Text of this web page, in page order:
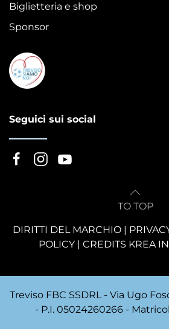
Biglietteria e shop
Sponsor
Seguici sui social
TO TOP
DIRITTI DEL MARCHIO |
POLICY| CREDITS KREA
Treviso FBC SSDRL - Via Ugo
- P.I. 05024260266 -